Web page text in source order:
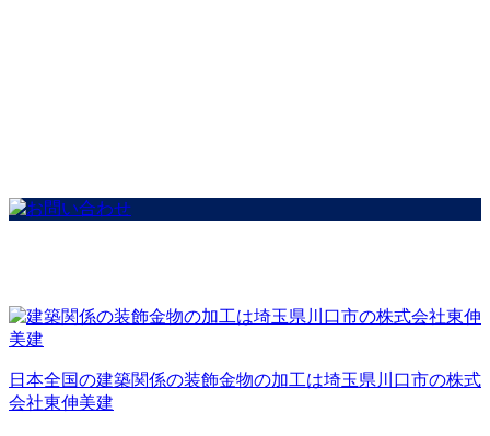
日本全国の建築関係の装飾金物の加工は埼玉県川口市の株式
会社東伸美建